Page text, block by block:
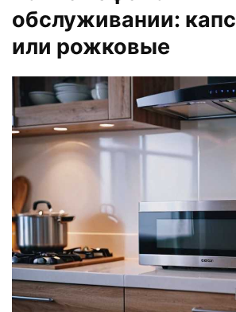
обслуживании:
или рожковые